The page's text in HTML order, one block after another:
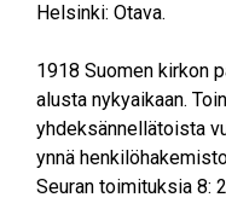
Helsinki: Otava.
1918 Suomen kirkon
alusta nykyaikaan.
yhdeksännellätoista
ynnä
Seuran toimituksia 8: